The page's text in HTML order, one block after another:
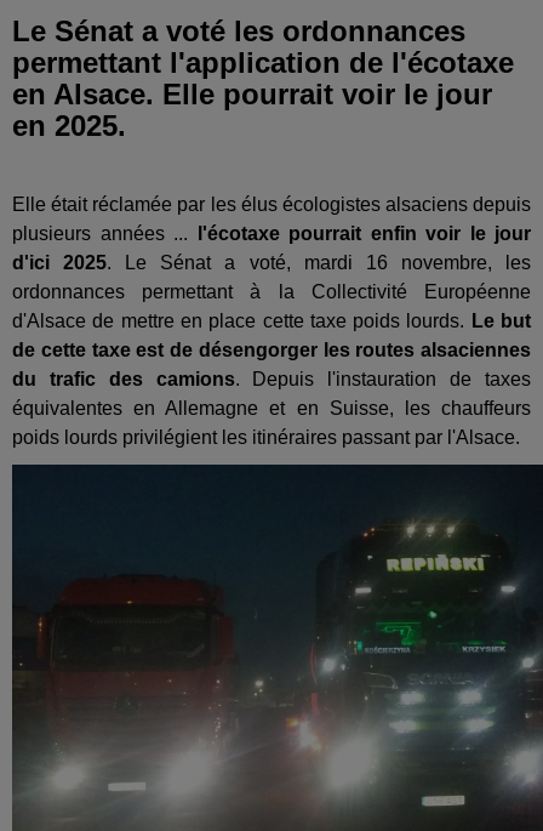
Le Sénat a voté les ordonnances
permettant l'application de l'écotaxe
en Alsace. Elle pourrait voir le jour
en 2025.
Elle était réclamée par les élus écologistes alsaciens depuis
plusieurs années ...
l'écotaxe pourrait enfin voir le jour
d'ici 2025. Le Sénat a voté, mardi 16 novembre, les
ordonnances permettant à la Collectivité Européenne
d'Alsace de mettre en place cette taxe poids lourds. Le but
de cette taxe est de désengorger les routes alsaciennes
du trafic des camions. Depuis l'instauration de taxes
équivalentes en Allemagne et en Suisse, les chauffeurs
poids lourds privilégient les itinéraires passant par l'Alsace.